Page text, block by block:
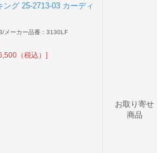
グ 25-2713-03 カーディ
/ メーカー品番：3130LF
（税込）]
お取り寄せ
商品